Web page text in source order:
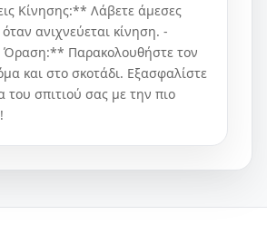
Κίνησης:** Λάβετε άμεσες
όταν ανιχνεύεται κίνηση. -
Παρακολουθήστε τον
και στο σκοτάδι. Εξασφαλίστε
του σπιτιού σας με την πιο